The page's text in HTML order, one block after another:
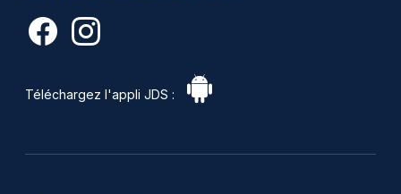
Téléchargez l'appli JDS :